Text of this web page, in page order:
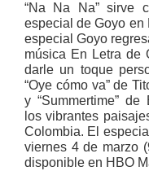
“Na Na Na” sirve
especial de Goyo en
especial Goyo
música En Letra de
darle un toque
“Oye cómo va” de
y “Summertime”
los vibrantes
Colombia. El
viernes 4 de marzo
disponible en HBO